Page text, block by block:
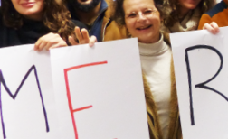
Équipes et
fonctionnement
Le réseau dans le monde
Nos alliés
Je soutiens les Amis de la
Terre